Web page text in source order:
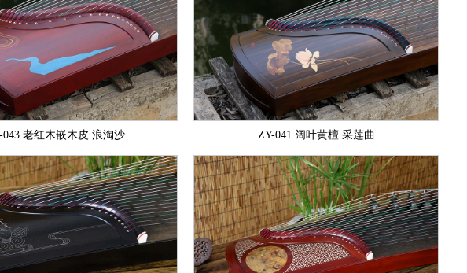
043 老红木嵌木皮 浪淘沙 ZY-041 阔叶黄檀 采莲曲